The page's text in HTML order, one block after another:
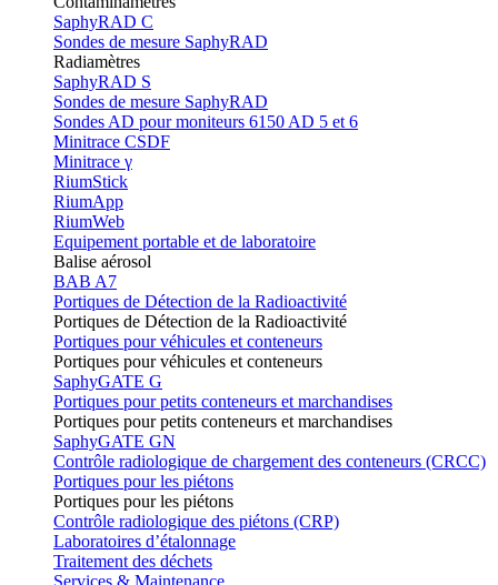
SaphyRAD C
Sondes de mesure SaphyRAD
Radiamètres
SaphyRAD S
Sondes de mesure SaphyRAD
Sondes AD pour moniteurs 6150 AD 5 et 6
Minitrace CSDF
Minitrace γ
RiumStick
RiumApp
RiumWeb
Equipement portable et de laboratoire
Balise aérosol
BAB A7
Portiques de Détection de la Radioactivité
Portiques de Détection de la Radioactivité
Portiques pour véhicules et conteneurs
Portiques pour véhicules et conteneurs
SaphyGATE G
Portiques pour petits conteneurs et marchandises
Portiques pour petits conteneurs et marchandises
SaphyGATE GN
Contrôle radiologique de chargement des conteneurs (CRCC)
Portiques pour les piétons
Portiques pour les piétons
Contrôle radiologique des piétons (CRP)
Laboratoires d’étalonnage
Traitement des déchets
Services & Maintenance